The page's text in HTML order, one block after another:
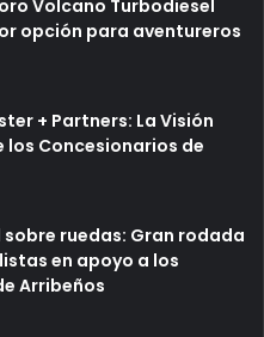
Volcano Turbodiesel
opción para aventureros
+ Partners: La Visión
los Concesionarios de
ruedas: Gran rodada
en apoyo a los
Arribeños